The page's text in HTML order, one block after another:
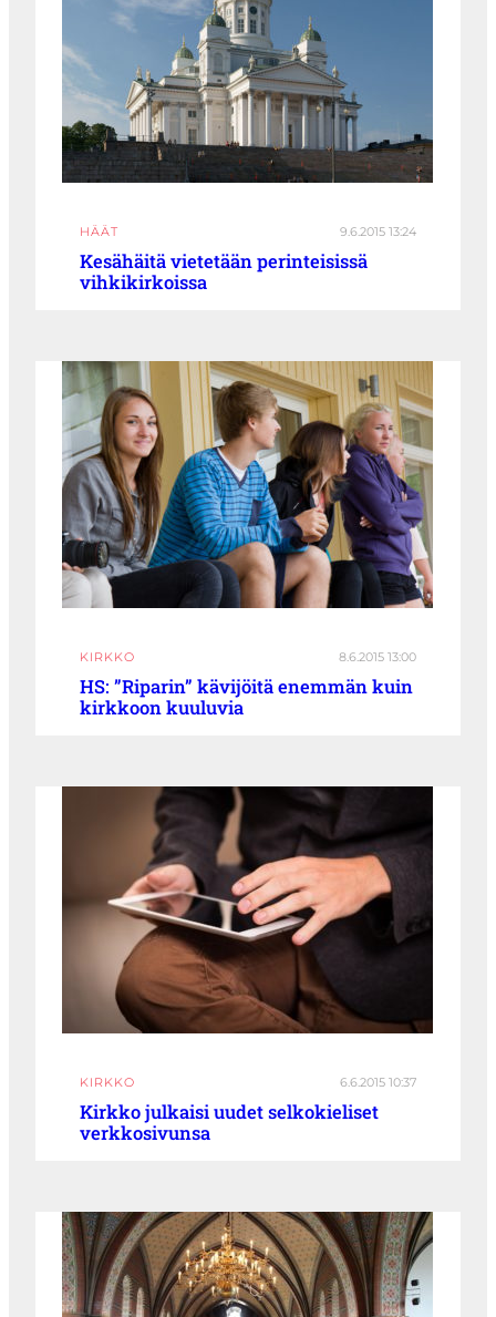
HÄÄT 9.6.2015 13:24
Kesähäitä vietetään perinteisissä
vihkikirkoissa
KIRKKO 8.6.2015 13:00
HS: ”Riparin” kävijöitä enemmän kuin
kirkkoon kuuluvia
KIRKKO 6.6.2015 10:37
Kirkko julkaisi uudet selkokieliset
verkkosivunsa